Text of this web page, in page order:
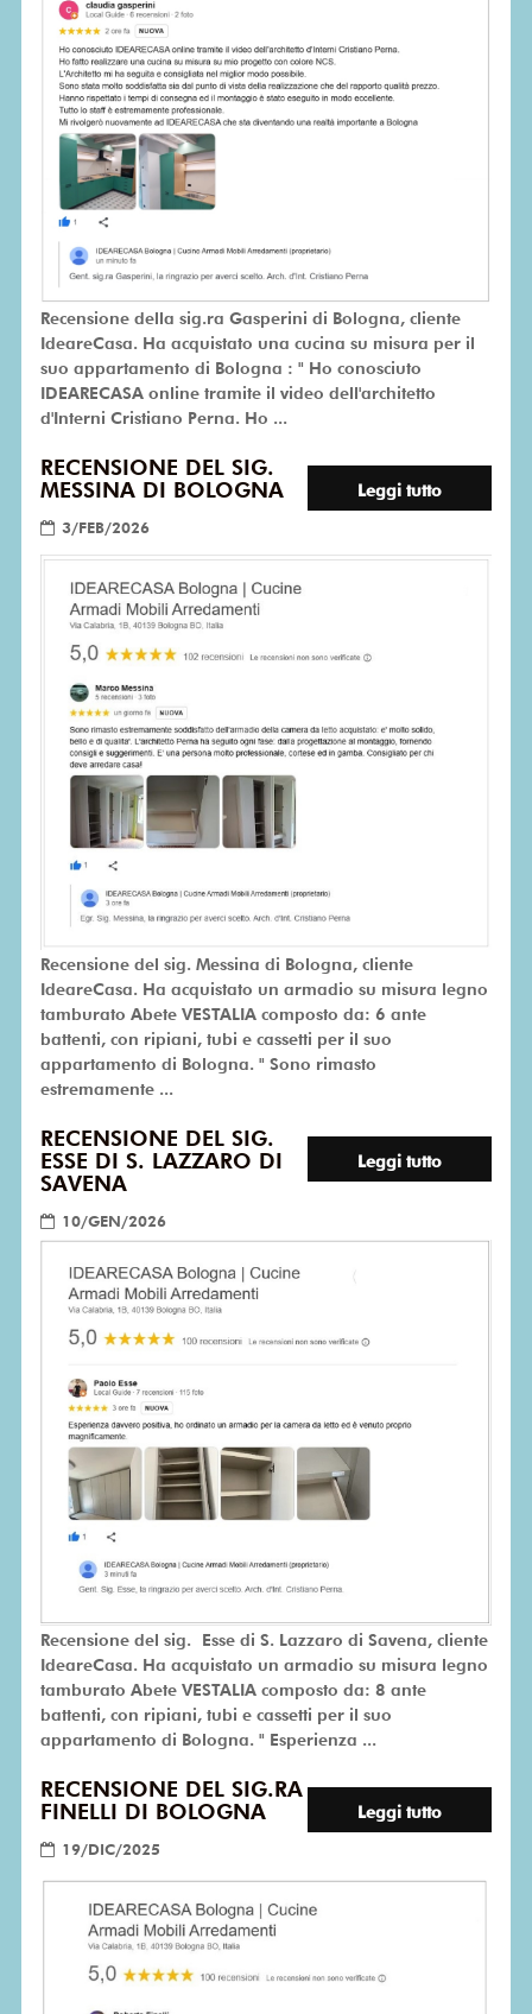
Recensione della sig.ra Gasperini di Bologna, cliente
IdeareCasa. Ha acquistato una cucina su misura per il
suo appartamento di Bologna : " Ho conosciuto
IDEARECASA online tramite il video dell'architetto
d'Interni Cristiano Perna. Ho ...
Leggi tutto
RECENSIONE DEL SIG.
MESSINA DI BOLOGNA
3/FEB/2026
Recensione del sig. Messina di Bologna, cliente
IdeareCasa. Ha acquistato un armadio su misura legno
tamburato Abete VESTALIA composto da: 6 ante
battenti, con ripiani, tubi e cassetti per il suo
appartamento di Bologna. " Sono rimasto
estremamente ...
Leggi tutto
RECENSIONE DEL SIG.
ESSE DI S. LAZZARO DI
SAVENA
10/GEN/2026
Recensione del sig. Esse di S. Lazzaro di Savena, cliente
IdeareCasa. Ha acquistato un armadio su misura legno
tamburato Abete VESTALIA composto da: 8 ante
battenti, con ripiani, tubi e cassetti per il suo
appartamento di Bologna. " Esperienza ...
Leggi tutto
RECENSIONE DEL SIG.RA
FINELLI DI BOLOGNA
19/DIC/2025